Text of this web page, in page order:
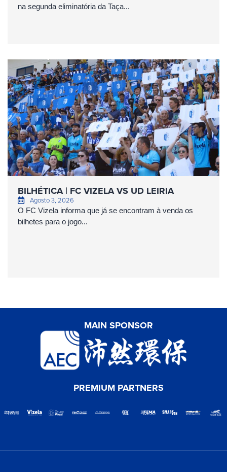
na segunda eliminatória da Taça...
BILHÉTICA | FC VIZELA VS UD LEIRIA
Agosto 3, 2026
O FC Vizela informa que já se encontram à venda os
bilhetes para o jogo...
MAIN SPONSOR
PREMIUM PARTNERS